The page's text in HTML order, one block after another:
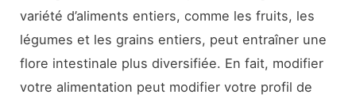
variété d’aliments entiers, comme les fruits, les
légumes et les grains entiers, peut entraîner une
flore intestinale plus diversifiée. En fait, modifier
votre alimentation peut modifier votre profil de